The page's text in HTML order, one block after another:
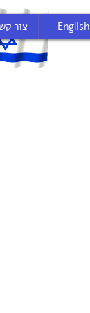
English צור